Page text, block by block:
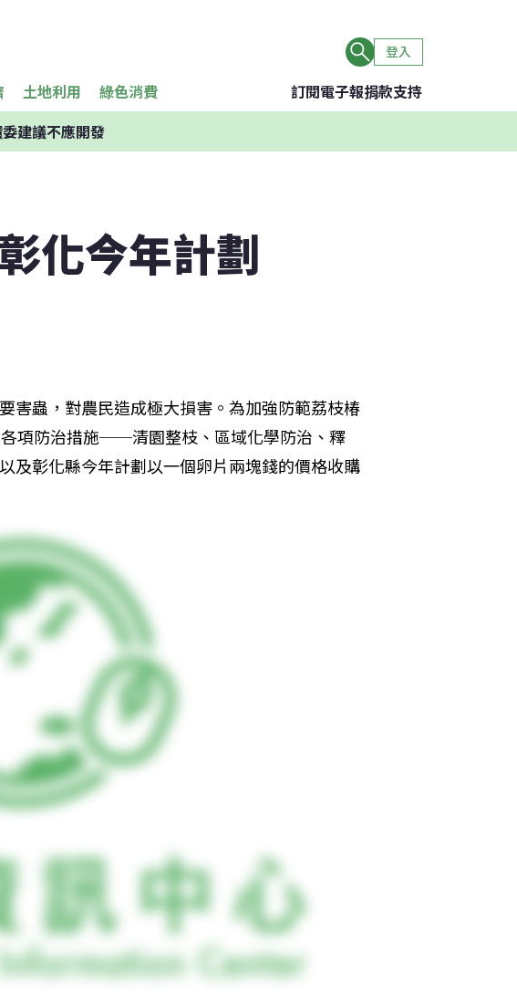
登入
土地利用 綠色消費 訂閱電子報捐款支持
建議不應開發
化今年計劃
害蟲，對農民造成極大損害。為加強防範荔枝椿
項防治措施──清園整枝、區域化學防治、釋
及彰化縣今年計劃以一個卵片兩塊錢的價格收購